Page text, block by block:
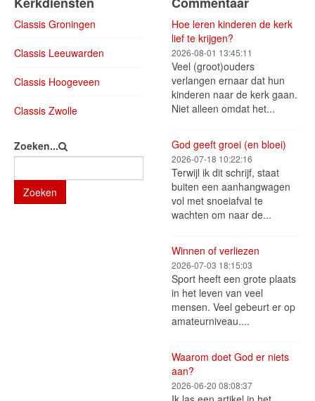
Classis Groningen
Classis Leeuwarden
Classis Hoogeveen
Classis Zwolle
Zoeken...
Zoeken
Hoe leren kinderen de kerk
lief te krijgen?
2026-08-01 13:45:11
Veel (groot)ouders
verlangen ernaar dat hun
kinderen naar de kerk gaan.
Niet alleen omdat het...
God geeft groei (en bloei)
2026-07-18 10:22:16
Terwijl ik dit schrijf, staat
buiten een aanhangwagen
vol met snoeiafval te
wachten om naar de...
Winnen of verliezen
2026-07-03 18:15:03
Sport heeft een grote plaats
in het leven van veel
mensen. Veel gebeurt er op
amateurniveau....
Waarom doet God er niets
aan?
2026-06-20 08:08:37